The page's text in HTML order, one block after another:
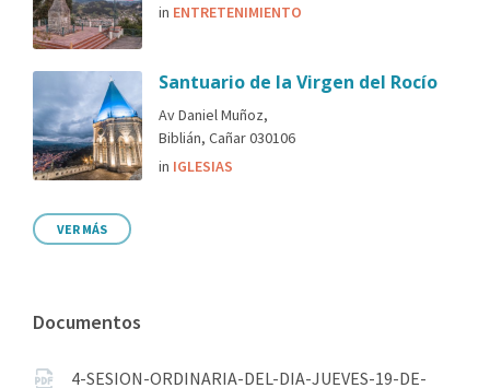
in ENTRETENIMIENTO
Santuario de la Virgen del Rocío
Av Daniel Muñoz,
Biblián, Cañar 030106
in IGLESIAS
VER MÁS
Documentos
4-SESION-ORDINARIA-DEL-DIA-JUEVES-19-DE-